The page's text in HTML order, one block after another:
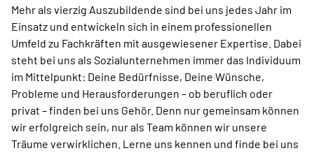
Mehr als vierzig Auszubildende sind bei uns jedes Jahr im
Einsatz und entwickeln sich in einem professionellen
Umfeld zu Fachkräften mit ausgewiesener Expertise. Dabei
steht bei uns als Sozialunternehmen immer das Individuum
im Mittelpunkt: Deine Bedürfnisse, Deine Wünsche,
Probleme und Herausforderungen – ob beruflich oder
privat – finden bei uns Gehör. Denn nur gemeinsam können
wir erfolgreich sein, nur als Team können wir unsere
Träume verwirklichen. Lerne uns kennen und finde bei uns